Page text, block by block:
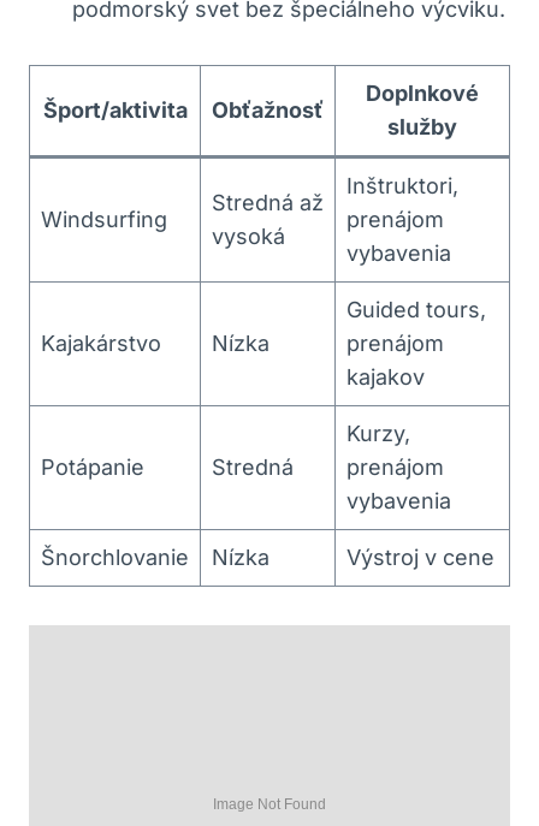
podmorský svet bez špeciálneho výcviku.
Šport/aktivita Obťažnosť
Doplnkové
služby
Windsurfing
Stredná až
vysoká
Inštruktori,
prenájom
vybavenia
Kajakárstvo Nízka
Guided tours,
prenájom
kajakov
Potápanie Stredná
Kurzy,
prenájom
vybavenia
Šnorchlovanie Nízka Výstroj v cene